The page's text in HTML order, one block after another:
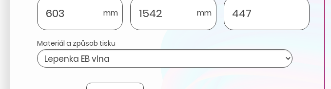
mm mm
Materiál a způsob tisku